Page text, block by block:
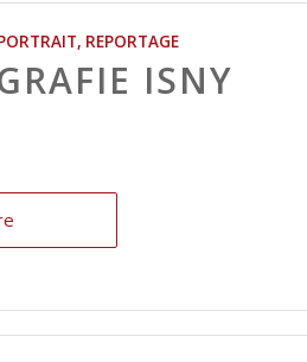
, REPORTAGE
ISNY